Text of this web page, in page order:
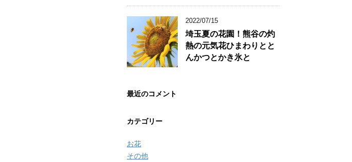
2022/07/15
埼玉夏の花園！熊谷の灼
熱の元気花ひまわりとと
んかつとかき氷と
最近のコメント
カテゴリー
お花
その他